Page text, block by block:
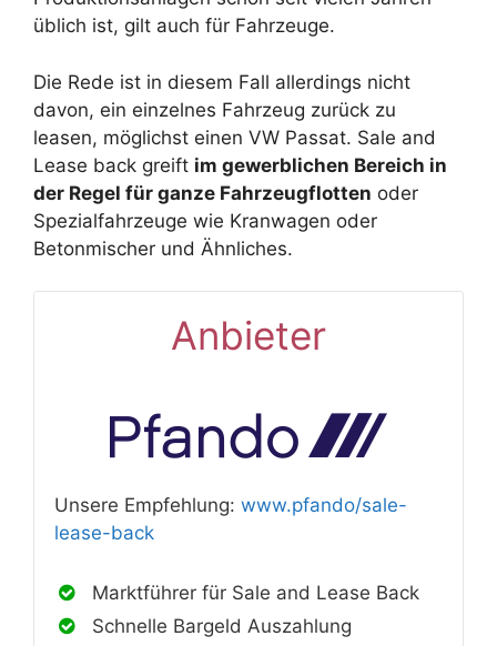
üblich ist, gilt auch für Fahrzeuge.
Die Rede ist in diesem Fall allerdings nicht
davon, ein einzelnes Fahrzeug zurück zu
leasen, möglichst einen VW Passat. Sale and
Lease back greift im gewerblichen Bereich in
der Regel für ganze Fahrzeugflotten oder
Spezialfahrzeuge wie Kranwagen oder
Betonmischer und Ähnliches.
Anbieter
Unsere Empfehlung: www.pfando/sale-
lease-back
Marktführer für Sale and Lease Back
Schnelle Bargeld Auszahlung